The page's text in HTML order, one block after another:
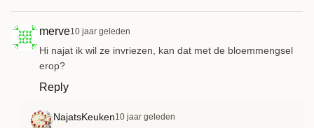
merve10 jaar geleden
Hi najat ik wil ze invriezen, kan dat met de bloemmengsel
erop?
Reply
NajatsKeuken10 jaar geleden